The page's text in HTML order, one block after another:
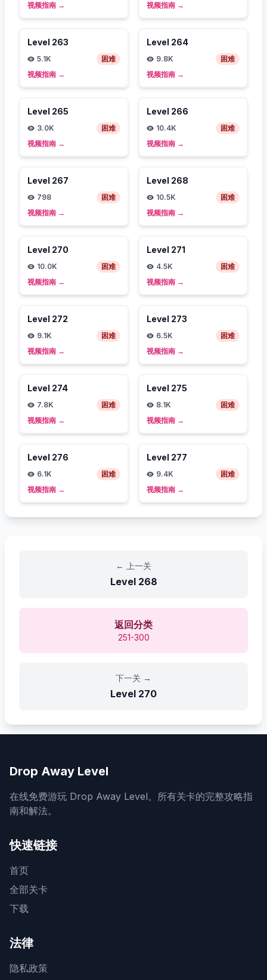
视频指南 → 视频指南 →
Level 263
5.1K
困难
视频指南 →
Level 264
9.8K
困难
视频指南 →
Level 265
3.0K
困难
视频指南 →
Level 266
10.4K
困难
视频指南 →
Level 267
798
困难
视频指南 →
Level 268
10.5K
困难
视频指南 →
Level 270
10.0K
困难
视频指南 →
Level 271
4.5K
困难
视频指南 →
Level 272
9.1K
困难
视频指南 →
Level 273
6.5K
困难
视频指南 →
Level 274
7.8K
困难
视频指南 →
Level 275
8.1K
困难
视频指南 →
Level 276
6.1K
困难
视频指南 →
Level 277
9.4K
困难
视频指南 →
← 上一关
Level 268
返回分类
251-300
下一关 →
Level 270
Drop Away Level
在线免费游玩 Drop Away Level。所有关卡的完整攻略指
南和解法。
快速链接
首页
全部关卡
下载
法律
隐私政策